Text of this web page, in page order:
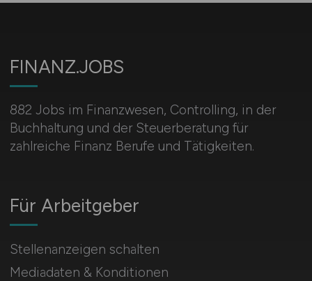
FINANZ.JOBS
882 Jobs im Finanzwesen, Controlling, in der
Buchhaltung und der Steuerberatung für
zahlreiche Finanz Berufe und Tätigkeiten.
Für Arbeitgeber
Stellenanzeigen schalten
Mediadaten & Konditionen